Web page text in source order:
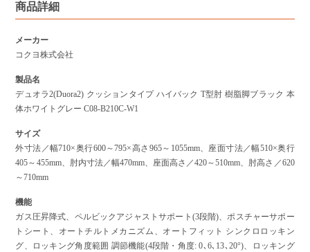
商品詳細
メーカー
コクヨ株式会社
製品名
デュオラ2(Duora2) クッションタイプ ハイバック T型肘 樹脂脚ブラック 本
体ホワイトグレー C08-B210C-W1
サイズ
外寸法／幅710×奥行600～795×高さ965～1055mm、座面寸法／幅510×奥行
405～455mm、肘内寸法／幅470mm、座面高さ／420～510mm、肘高さ／620
～710mm
機能
ガス圧昇降式、ペルビックアジャストサポート(3段階)、ポスチャーサポー
トシート、オートチルトメカニズム、オートフィット シンクロロッキン
グ、ロッキング角度範囲 調節機能(4段階・角度: 0､6､13､20°)、ロッキング